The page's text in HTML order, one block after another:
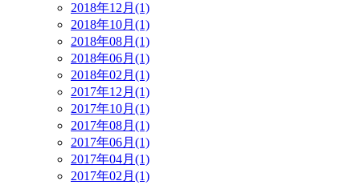
2018年12月(1)
2018年10月(1)
2018年08月(1)
2018年06月(1)
2018年02月(1)
2017年12月(1)
2017年10月(1)
2017年08月(1)
2017年06月(1)
2017年04月(1)
2017年02月(1)